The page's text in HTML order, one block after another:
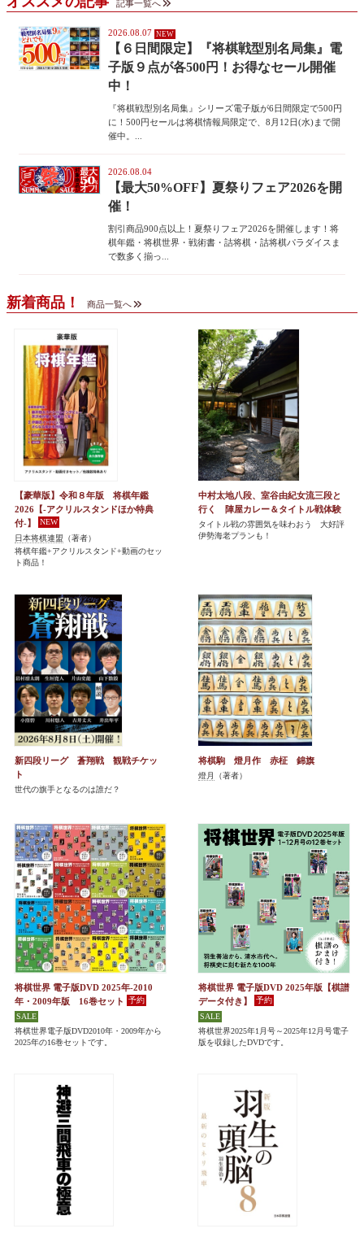
記事一覧へ
2026.08.07
【６日間限定】『将棋戦型別名局集』電
子版９点が各500円！お得なセール開催
中！
『将棋戦型別名局集』シリーズ電子版が6日間限定で500円
に！500円セールは将棋情報局限定で、8月12日(水)まで開
催中。...
2026.08.04
【最大50%OFF】夏祭りフェア2026を開
催！
割引商品900点以上！夏祭りフェア2026を開催します！将
棋年鑑・将棋世界・戦術書・詰将棋・詰将棋パラダイスま
で数多く揃っ...
新着商品！ 商品一覧へ
【豪華版】令和８年版 将棋年鑑
2026【-アクリルスタンドほか特典
付-】
日本将棋連盟 （著者）
将棋年鑑+アクリルスタンド+動画のセッ
ト商品！
中村太地八段、室谷由紀女流三段と
行く 陣屋カレー＆タイトル戦体験
タイトル戦の雰囲気を味わおう 大好評
伊勢海老プランも！
新四段リーグ 蒼翔戦 観戦チケッ
ト
世代の旗手となるのは誰だ？
将棋駒 燈月作 赤柾 錦旗
燈月 （著者）
将棋世界 電子版DVD 2025年-2010
年・2009年版 16巻セット
将棋世界電子版DVD2010年・2009年から
2025年の16巻セットです。
将棋世界 電子版DVD 2025年版【棋譜
データ付き】
将棋世界2025年1月号～2025年12月号電子
版を収録したDVDです。